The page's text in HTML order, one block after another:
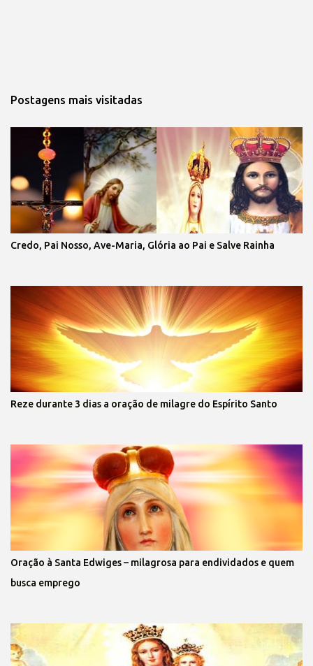
Postagens mais visitadas
Credo, Pai Nosso, Ave-Maria, Glória ao Pai e Salve Rainha
Reze durante 3 dias a oração de milagre do Espírito Santo
Oração à Santa Edwiges – milagrosa para endividados e quem
busca emprego